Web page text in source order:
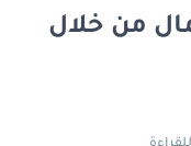
من خلال